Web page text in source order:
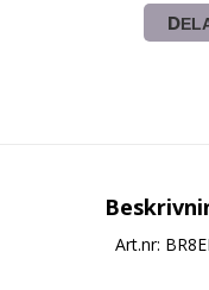
Art.nr: